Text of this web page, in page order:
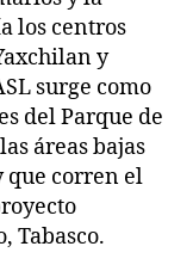
los centros
y
surge como
del Parque de
áreas bajas
que corren el
Tabasco.